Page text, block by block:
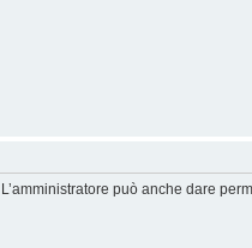
può anche dare